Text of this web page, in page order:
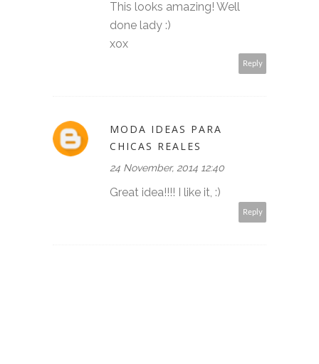
This looks amazing! Well
done lady :)
xox
Reply
MODA IDEAS PARA
CHICAS REALES
24 November, 2014 12:40
Great idea!!!! I like it, :)
Reply